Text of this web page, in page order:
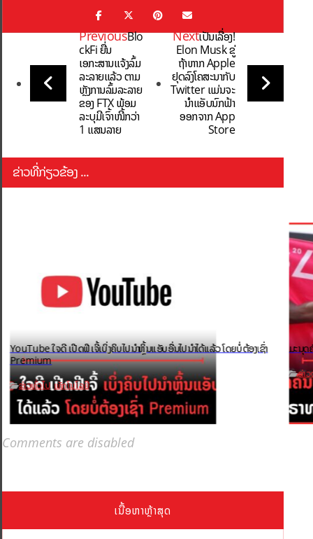
PreviousBlo
ckFi ຍື່ນ
ເອກະສານແຈ້ງລົ້ມ
ລະລາຍແລ້ວ ຕາມ
ຫຼັງການລົ້ມລະລາຍ
ຂອງ FTX ພ້ອມ
ລະບຸມີເຈົ້າໜີ້ກວ່າ
1 ແສນລາຍ
Nextເປັນເລື່ອງ!
Elon Musk ຂູ່
ຖ້າຫາກ Apple
ຢຸດລົງໂຄສະນາກັບ
Twitter ແມ່ນຈະ
ນຳແອັບນົກຟ້າ
ອອກຈາກ App
Store
ຂ່າວທີ່ກ່ຽວຂ້ອງ ...
YouTube ໃຈດີ ເປີດຟີເຈີ້ເບິ່ງຄິບໄປນຳຫຼິ້ນແອັບອື່ນໄປນຳໄດ້ແລ້ວ ໂດຍບໍ່ຕ້ອງເຊົ່າ
Premium
ຂ່າວທົ່ວໄປ,ເທັກໂນໂລຢີ
ມະນຸດ
ຂ່າວ
Comments are disabled
ເນື້ອຫາຫຼ້າສຸດ